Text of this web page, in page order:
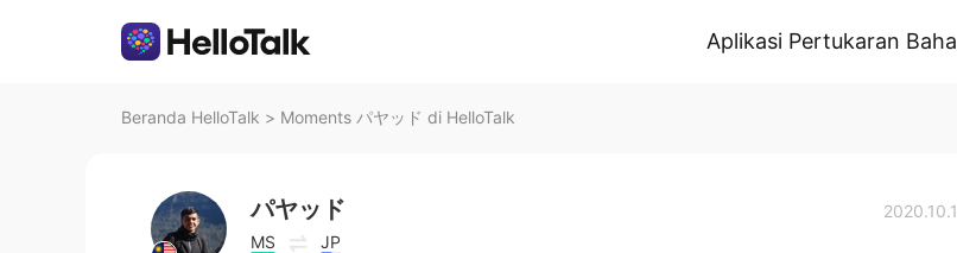
Aplikasi Pertukaran
Beranda HelloTalk > Moments パヤッド di HelloTalk
パヤッド
MS JP